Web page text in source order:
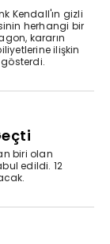
Kendall'ın gizli
herhangi bir
kararın
ilişkin
biri olan
edildi. 12